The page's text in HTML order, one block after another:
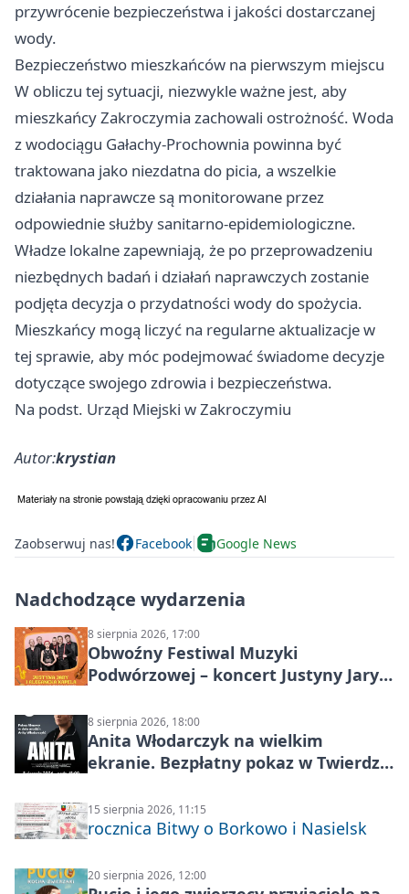
przywrócenie bezpieczeństwa i jakości dostarczanej
wody.
Bezpieczeństwo mieszkańców na pierwszym miejscu
W obliczu tej sytuacji, niezwykle ważne jest, aby
mieszkańcy Zakroczymia zachowali ostrożność. Woda
z wodociągu Gałachy-Prochownia powinna być
traktowana jako niezdatna do picia, a wszelkie
działania naprawcze są monitorowane przez
odpowiednie służby sanitarno-epidemiologiczne.
Władze lokalne zapewniają, że po przeprowadzeniu
niezbędnych badań i działań naprawczych zostanie
podjęta decyzja o przydatności wody do spożycia.
Mieszkańcy mogą liczyć na regularne aktualizacje w
tej sprawie, aby móc podejmować świadome decyzje
dotyczące swojego zdrowia i bezpieczeństwa.
Na podst. Urząd Miejski w Zakroczymiu
Autor:krystian
Zaobserwuj nas! Facebook Google News
Nadchodzące wydarzenia
8 sierpnia 2026, 17:00
Obwoźny Festiwal Muzyki
Podwórzowej – koncert Justyny Jary i
8 sierpnia 2026, 18:00
Anita Włodarczyk na wielkim
ekranie. Bezpłatny pokaz w Twierdzy
15 sierpnia 2026, 11:15
rocznica Bitwy o Borkowo i Nasielsk
20 sierpnia 2026, 12:00